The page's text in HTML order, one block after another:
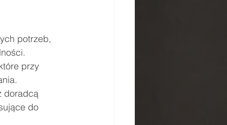
potrzeb,
przy
doradcą
do